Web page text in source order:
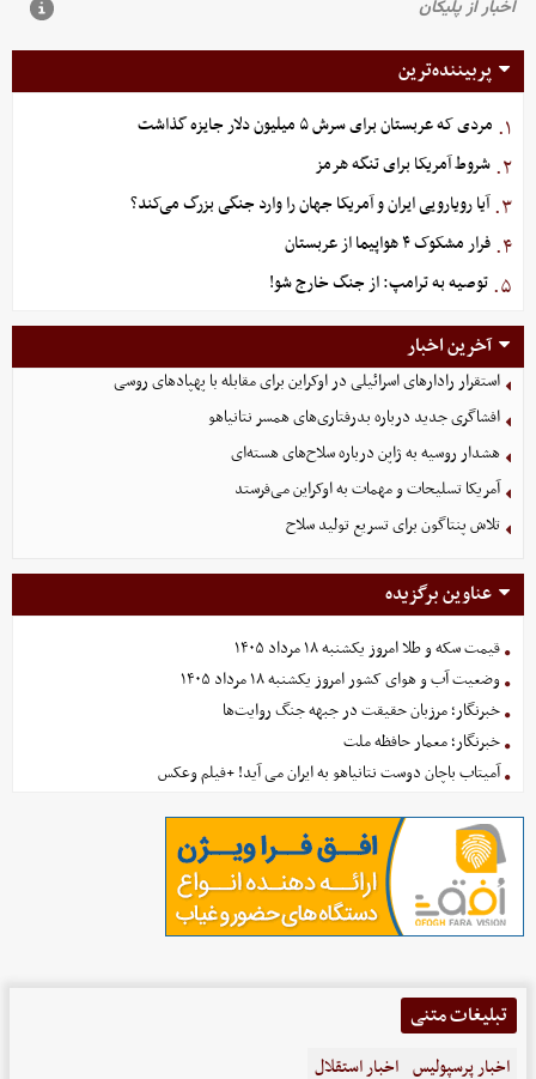
پربیننده‌ترین
۱. مردی که عربستان برای سرش ۵ میلیون دلار جایزه گذاشت
۲. شروط آمریکا برای تنگه هرمز
۳. آیا رویارویی ایران و آمریکا جهان را وارد جنگی بزرگ می‌کند؟
۴. فرار مشکوک ۴ هواپیما از عربستان
۵. توصیه به ترامپ: از جنگ خارج شو!
آخرین اخبار
استقرار رادارهای اسرائیلی در اوکراین برای مقابله با پهپادهای روسی
افشاگری جدید درباره بدرفتاری‌های همسر نتانیاهو
هشدار روسیه به ژاپن درباره سلاح‌های هسته‌ای
آمریکا تسلیحات و مهمات به اوکراین می‌فرستد
تلاش پنتاگون برای تسریع تولید سلاح
عناوین برگزیده
قیمت سکه و طلا امروز یکشنبه ۱۸ مرداد ۱۴۰۵
وضعیت آب و هوای کشور امروز یکشنبه ۱۸ مرداد ۱۴۰۵
خبرنگار؛ مرزبان حقیقت در جبهه جنگ روایت‌ها
خبرنگار؛ معمار حافظه ملت
آمیتاب باچان دوست نتانیاهو به ایران می آید! +فیلم وعکس
تبلیغات متنی
اخبار پرسپولیس اخبار استقلال